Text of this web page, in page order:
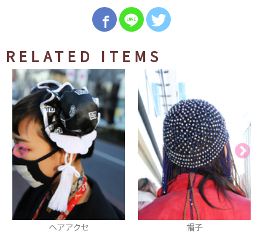
RELATED ITEMS
帽子 Gジャン